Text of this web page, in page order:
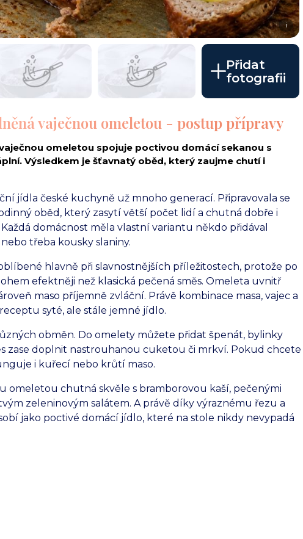
i
Přidat
fotografii
vaječnou omeletou - postup přípravy
omeletou spojuje poctivou domácí sekanou s
Výsledkem je šťavnatý oběd, který zaujme chutí i
jídla české kuchyně už mnoho generací. Připravovala se
oběd, který zasytí větší počet lidí a chutná dobře i
domácnost měla vlastní variantu někdo přidával
třeba kousky slaniny.
hlavně při slavnostnějších příležitostech, protože po
efektněji než klasická pečená směs. Omeleta uvnitř
maso příjemně zvláční. Právě kombinace masa, vajec a
syté, ale stále jemné jídlo.
obměn. Do omelety můžete přidat špenát, bylinky
zase doplnit nastrouhanou cuketou či mrkví. Pokud chcete
i kuřecí nebo krůtí maso.
omeletou chutná skvěle s bramborovou kaší, pečenými
zeleninovým salátem. A právě díky výraznému řezu a
jako poctivé domácí jídlo, které na stole nikdy nevypadá